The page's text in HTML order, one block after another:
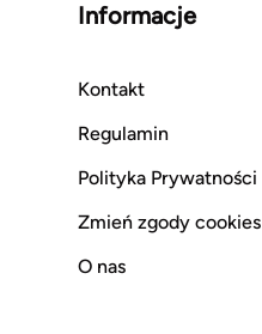
Informacje
Kontakt
Regulamin
Polityka Prywatności
Zmień zgody cookies
O nas